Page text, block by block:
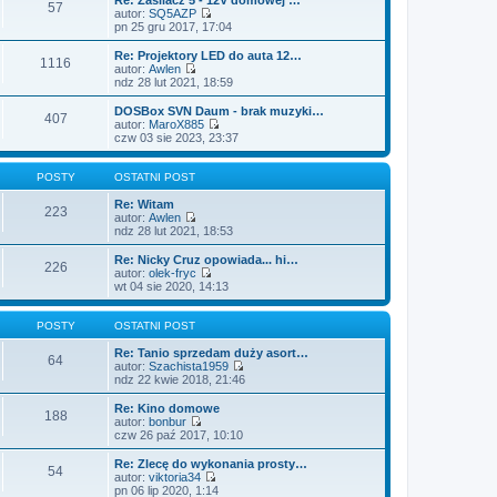
o
t
n
w
s
z
p
o
s
l
n
a
n
w
s
z
y
p
o
s
w
i
e
t
l
n
a
n
o
w
s
p
t
57
autor: SQ5AZP
W
y
ś
w
i
e
l
n
a
j
z
y
p
o
t
pn 25 gru 2017, 17:04
1116
Re: Projektory LED do auta 12…
autor: Awlen
W
y
ś
w
i
e
t
o
s
z
y
p
ndz 28 lut 2021, 18:59
407
DOSBox SVN Daum - brak muzyki…
autor: MaroX885
W
y
ś
i
l
n
a
j
n
o
w
y
p
o
s
czw 03 sie 2023, 23:37
POSTY OSTATNI POST
223
Re: Witam
autor: Awlen
W
y
ś
w
e
t
a
j
n
o
s
z
y
p
o
s
t
ndz 28 lut 2021, 18:53
226
Re: Nicky Cruz opowiada... hi…
autor: olek-fryc
W
y
ś
i
e
t
n
a
n
o
s
z
wt 04 sie 2020, 14:13
POSTY OSTATNI POST
64
Re: Tanio sprzedam duży asort…
autor: Szachista1959
W
y
t
l
ndz 22 kwie 2018, 21:46
188
Re: Kino domowe
autor: bonbur
W
y
ś
w
i
czw 26 paź 2017, 10:10
54
Re: Zlecę do wykonania prosty…
autor: viktoria34
W
pn 06 lip 2020, 1:14